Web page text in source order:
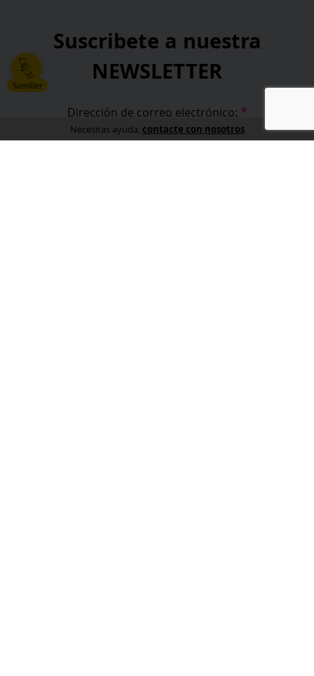
Sumiller
Suscribete a nuestra
NEWSLETTER
Dirección de correo electrónico: *
Necesitas ayuda, contacte con nosotros